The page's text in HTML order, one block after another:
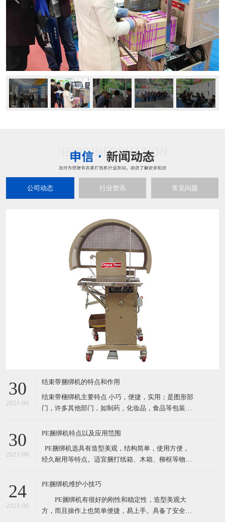
公司动态 行业资讯 常见问题
30
2021-06
结束带捆绑机的特点和作用
结束带梱绑机主要特点 小巧，便捷，实用；是图形部
门，许多其他部门，如制药，化妆品，食品等包装产
板） 通过自动照片眼（自动装置）开始循环；按按钮
30mm*150mm) 3种捆扎带松紧级别设置 结束带捆
30
2021-06
PE捆绑机特点以及应用范围
​ PE捆绑机选具有造型美观，结构简单，使用方便，
经久耐用等特点。适宜捆打纸箱、木箱、柳框等物
其体积小巧、维修起来比较简易，故广泛适用于流动
捆包机的电熔粘合效果，又可解决带钳的铁扣机捆
24
2021-06
PE捆绑机维护小技巧
PE捆绑机有很好的刚性和稳定性，造型美观大
方，而且操作上也简单便捷，易上手。具备了安全性